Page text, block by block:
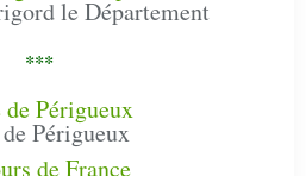
le Département
***
Périgueux